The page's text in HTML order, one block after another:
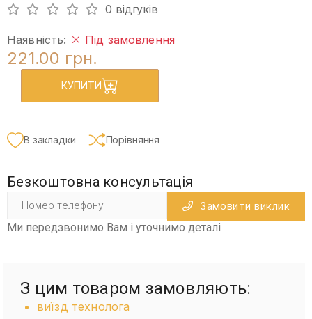
0 відгуків
Наявність: Під замовлення
221.00 грн.
КУПИТИ
В закладки Порівняння
Безкоштовна консультація
Замовити виклик
Ми передзвонимо Вам і уточнимо деталі
З цим товаром замовляють:
виїзд технолога